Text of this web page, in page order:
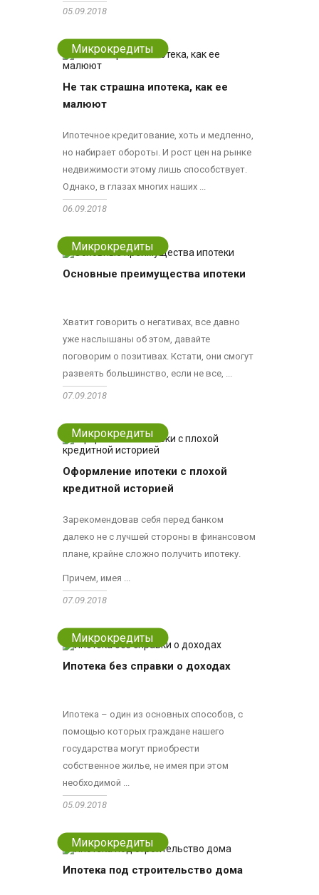
05.09.2018
Микрокредиты
Не так страшна ипотека, как ее
малюют
Ипотечное кредитование, хоть и медленно,
но набирает обороты. И рост цен на рынке
недвижимости этому лишь способствует.
Однако, в глазах многих наших ...
06.09.2018
Микрокредиты
Основные преимущества ипотеки
Хватит говорить о негативах, все давно
уже наслышаны об этом, давайте
поговорим о позитивах. Кстати, они смогут
развеять большинство, если не все, ...
07.09.2018
Микрокредиты
Оформление ипотеки с плохой
кредитной историей
Зарекомендовав себя перед банком
далеко не с лучшей стороны в финансовом
плане, крайне сложно получить ипотеку.
Причем, имея ...
07.09.2018
Микрокредиты
Ипотека без справки о доходах
Ипотека – один из основных способов, с
помощью которых граждане нашего
государства могут приобрести
собственное жилье, не имея при этом
необходимой ...
05.09.2018
Микрокредиты
Ипотека под строительство дома